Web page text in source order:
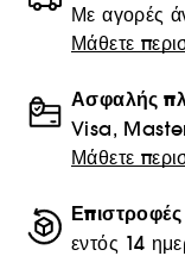
Με αγορές
Μάθετε
Ασφαλής
Visa,
Μάθετε
Επιστροφές
εντός 14